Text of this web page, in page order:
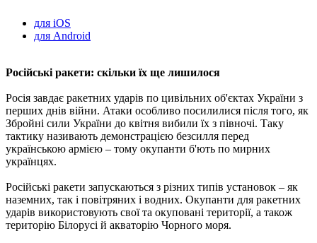
для iOS
для Android
Російські ракети: скільки їх ще лишилося
Росія завдає ракетних ударів по цивільних об'єктах України з
перших днів війни. Атаки особливо посилилися після того, як
Збройні сили України до квітня вибили їх з півночі. Таку
тактику називають демонстрацією безсилля перед
українською армією – тому окупанти б'ють по мирних
українцях.
Російські ракети запускаються з різних типів установок – як
наземних, так і повітряних і водних. Окупанти для ракетних
ударів використовують свої та окуповані території, а також
територію Білорусі й акваторію Чорного моря.